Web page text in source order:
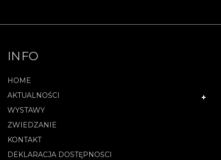
INFO
HOME
AKTUALNOŚCI
WYSTAWY
ZWIEDZANIE
KONTAKT
DEKLARACJA DOSTĘPNOŚCI